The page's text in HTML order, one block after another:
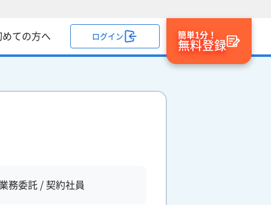
めての方へ ログイン 簡単1分！
無料登録
業務委託 / 契約社員